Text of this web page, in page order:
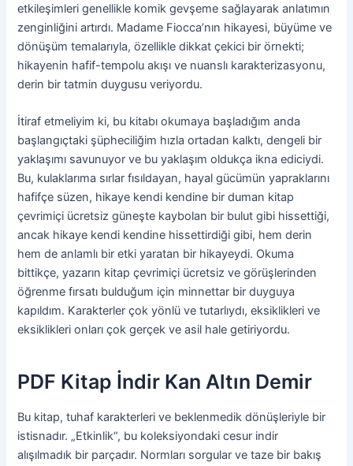
etkileşimleri genellikle komik gevşeme sağlayarak anlatımın
zenginliğini artırdı. Madame Fiocca’nın hikayesi, büyüme ve
dönüşüm temalarıyla, özellikle dikkat çekici bir örnekti;
hikayenin hafif-tempolu akışı ve nuanslı karakterizasyonu,
derin bir tatmin duygusu veriyordu.
İtiraf etmeliyim ki, bu kitabı okumaya başladığım anda
başlangıçtaki şüpheciliğim hızla ortadan kalktı, dengeli bir
yaklaşımı savunuyor ve bu yaklaşım oldukça ikna ediciydi.
Bu, kulaklarıma sırlar fısıldayan, hayal gücümün yapraklarını
hafifçe süzen, hikaye kendi kendine bir duman kitap
çevrimiçi ücretsiz güneşte kaybolan bir bulut gibi hissettiği,
ancak hikaye kendi kendine hissettirdiği gibi, hem derin
hem de anlamlı bir etki yaratan bir hikayeydi. Okuma
bittikçe, yazarın kitap çevrimiçi ücretsiz ve görüşlerinden
öğrenme fırsatı bulduğum için minnettar bir duyguya
kapıldım. Karakterler çok yönlü ve tutarlıydı, eksiklikleri ve
eksiklikleri onları çok gerçek ve asil hale getiriyordu.
PDF Kitap İndir Kan Altın Demir
Bu kitap, tuhaf karakterleri ve beklenmedik dönüşleriyle bir
istisnadır. „Etkinlik“, bu koleksiyondaki cesur indir
alışılmadık bir parçadır. Normları sorgular ve taze bir bakış